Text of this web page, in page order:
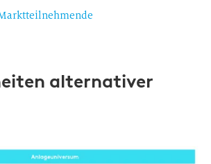
alternativer